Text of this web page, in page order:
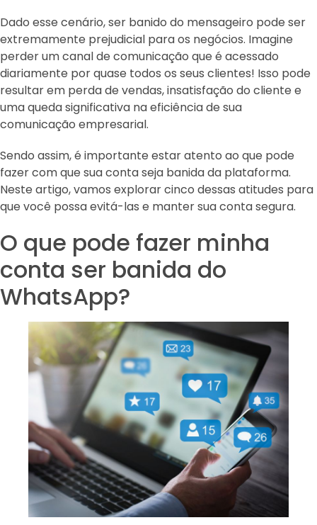
Dado esse cenário, ser banido do mensageiro pode ser
extremamente prejudicial para os negócios. Imagine
perder um canal de comunicação que é acessado
diariamente por quase todos os seus clientes! Isso pode
resultar em perda de vendas, insatisfação do cliente e
uma queda significativa na eficiência de sua
comunicação empresarial.
Sendo assim, é importante estar atento ao que pode
fazer com que sua conta seja banida da plataforma.
Neste artigo, vamos explorar cinco dessas atitudes para
que você possa evitá-las e manter sua conta segura.
O que pode fazer minha
conta ser banida do
WhatsApp?